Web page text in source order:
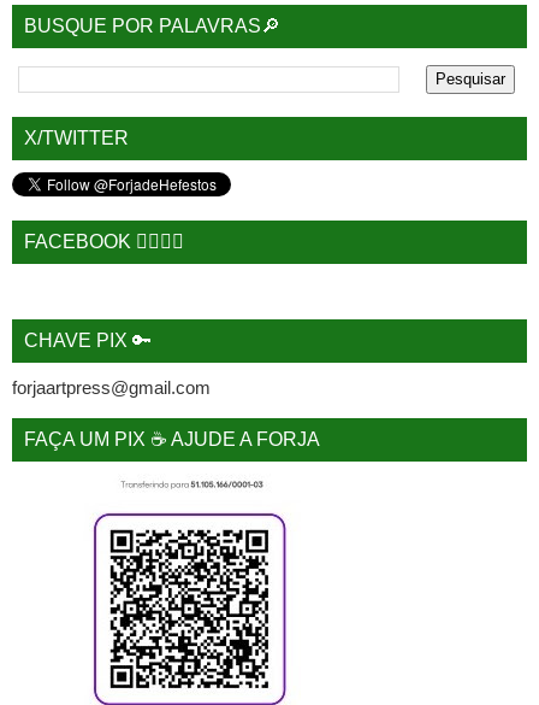
BUSQUE POR PALAVRAS🔎
X/TWITTER
FACEBOOK 🙋‍♂️🙋‍♀️
CHAVE PIX 🔑
forjaartpress@gmail.com
FAÇA UM PIX ☕ AJUDE A FORJA